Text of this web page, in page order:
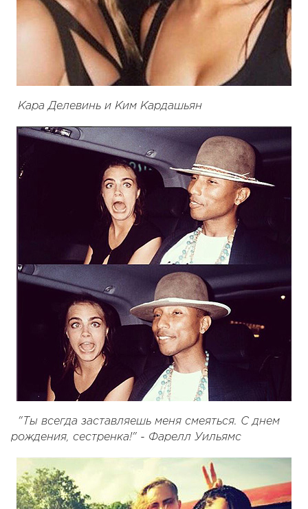
Кара Делевинь и Ким Кардашьян
"Ты всегда заставляешь меня смеяться. С днем
рождения, сестренка!" - Фарелл Уильямс